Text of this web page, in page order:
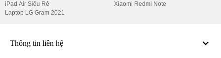
iPad Air Siêu Rẻ
Laptop LG Gram 2021
Xiaomi Redmi Note
Thông tin liên hệ